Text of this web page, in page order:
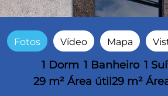
Fotos Vídeo Mapa
1 Dorm 1 Banheiro 1
29 m² Área útil 29 m²